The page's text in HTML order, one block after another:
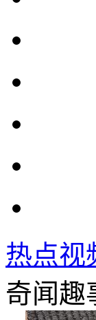
热点视
奇闻趣